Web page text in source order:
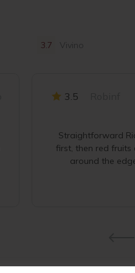
3.7 Vivino
3.5
Straightforward
first, then red fruits
around the